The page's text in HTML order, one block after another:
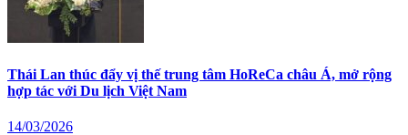
Thái Lan thúc đẩy vị thế trung tâm HoReCa châu Á, mở rộng
hợp tác với Du lịch Việt Nam
14/03/2026